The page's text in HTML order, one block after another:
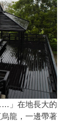
」在地長大的
龍，一邊帶著